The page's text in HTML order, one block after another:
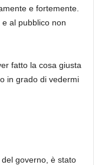
e fortemente.
al pubblico non
fatto la cosa giusta
in grado di vedermi
governo, è stato